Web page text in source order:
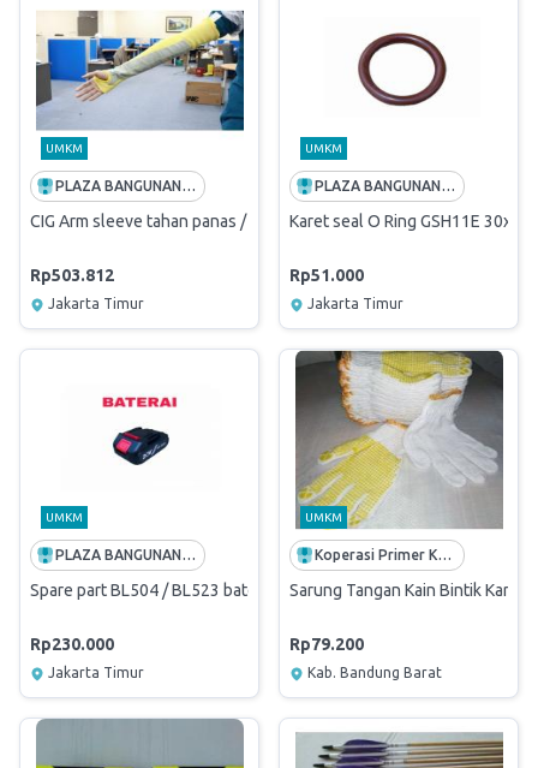
UMKM
PLAZA BANGUNAN (PT ANDALAN HIJAU SEMESTA)
CIG Arm sleeve tahan panas / manset
Rp503.812
Jakarta Timur
UMKM
PLAZA BANGUNAN (PT ANDALAN HIJAU SEMESTA)
Karet seal O Ring GSH11E
Rp51.000
Jakarta Timur
UMKM
PLAZA BANGUNAN (PT ANDALAN HIJAU SEMESTA)
Spare part BL504 / BL523 baterai
Rp230.000
Jakarta Timur
UMKM
Koperasi Primer Karyawan Perkebunan Montaya PTPN VIII Montaya
Sarung Tangan Kain Bintik Karet
Rp79.200
Kab. Bandung Barat